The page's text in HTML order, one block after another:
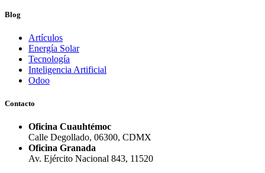
Blog
Artículos
Energía Solar
Tecnología
Inteligencia Artificial
Odoo
Contacto
Oficina Cuauhtémoc
Calle Degollado, 06300, CDMX
Oficina Granada
Av. Ejército Nacional 843, 11520